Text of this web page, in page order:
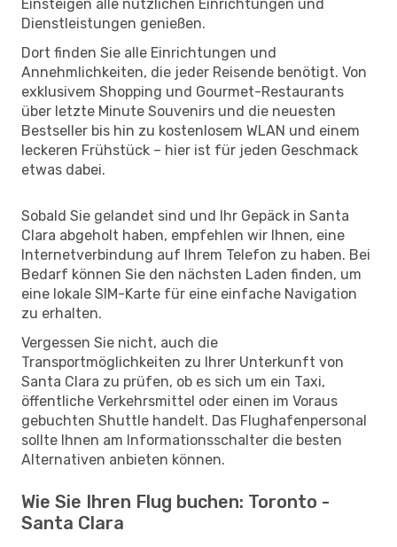
Einsteigen alle nützlichen Einrichtungen und
Dienstleistungen genießen.
Dort finden Sie alle Einrichtungen und
Annehmlichkeiten, die jeder Reisende benötigt. Von
exklusivem Shopping und Gourmet-Restaurants
über letzte Minute Souvenirs und die neuesten
Bestseller bis hin zu kostenlosem WLAN und einem
leckeren Frühstück – hier ist für jeden Geschmack
etwas dabei.
Sobald Sie gelandet sind und Ihr Gepäck in Santa
Clara abgeholt haben, empfehlen wir Ihnen, eine
Internetverbindung auf Ihrem Telefon zu haben. Bei
Bedarf können Sie den nächsten Laden finden, um
eine lokale SIM-Karte für eine einfache Navigation
zu erhalten.
Vergessen Sie nicht, auch die
Transportmöglichkeiten zu Ihrer Unterkunft von
Santa Clara zu prüfen, ob es sich um ein Taxi,
öffentliche Verkehrsmittel oder einen im Voraus
gebuchten Shuttle handelt. Das Flughafenpersonal
sollte Ihnen am Informationsschalter die besten
Alternativen anbieten können.
Wie Sie Ihren Flug buchen: Toronto -
Santa Clara